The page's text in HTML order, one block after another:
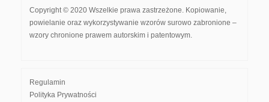
Copyright © 2020 Wszelkie prawa zastrzeżone. Kopiowanie,
powielanie oraz wykorzystywanie wzorów surowo zabronione –
wzory chronione prawem autorskim i patentowym.
Regulamin
Polityka Prywatności